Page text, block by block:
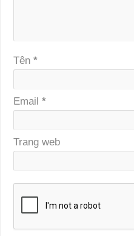
Tên*
Email*
Trang web